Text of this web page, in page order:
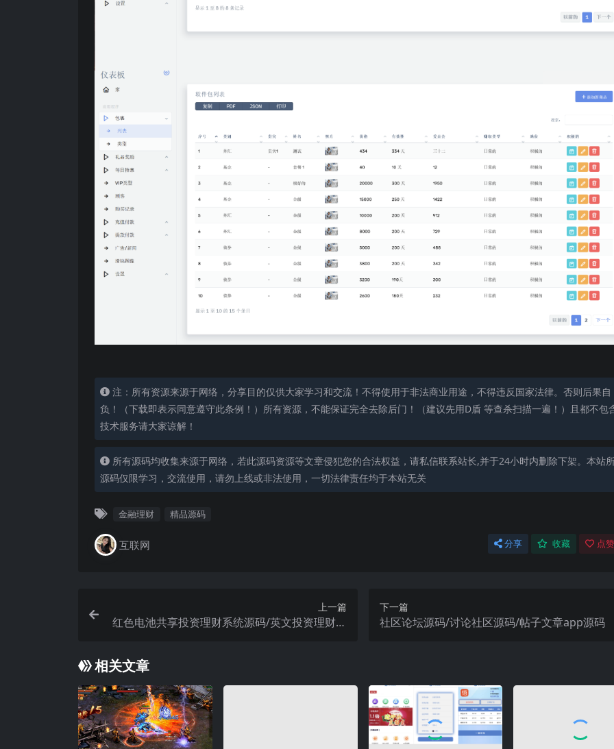
注：所有资源来源于网络，分享目的仅供大家学习和交流！不得使用于非法商业用途，不得违反国家法律。否则后果自
负！（下载即表示同意遵守此条例！）所有资源，不能保证完全去除后门！（建议先用D盾 等查杀扫描一遍！）且都不包
技术服务请大家谅解！
所有源码均收集来源于网络，若此源码资源等文章侵犯您的合法权益，请私信联系站长,并于24小时内删除下架。本站
源码仅限学习，交流使用，请勿上线或非法使用，一切法律责任均于本站无关
金融理财 精品源码
互联网 分享 收藏 点
上一篇
红色电池共享投资理财系统源码/英文投资理财源
下一篇
社区论坛源码/讨论社区源码/帖子文章app源码
相关文章